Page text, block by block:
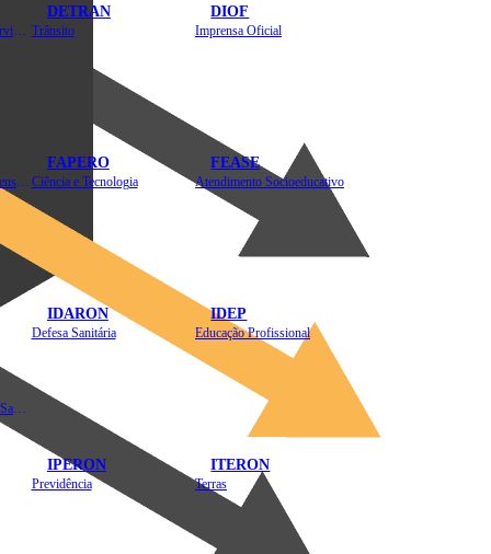
DETRAN
Trânsito
DIOF
Imprensa Oficial
FAPERO
Ciência e Tecnologia
FEASE
Atendimento Socioeducativo
IDARON
Defesa Sanitária
IDEP
Educação Profissional
IPERON
Previdência
ITERON
Terras